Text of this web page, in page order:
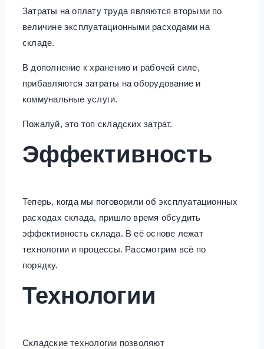
Затраты на оплату труда являются вторыми по
величине эксплуатационными расходами на
складе.
В дополнение к хранению и рабочей силе,
прибавляются затраты на оборудование и
коммунальные услуги.
Пожалуй, это топ складских затрат.
Эффективность
Теперь, когда мы поговорили об эксплуатационных
расходах склада, пришло время обсудить
эффективность склада. В её основе лежат
технологии и процессы. Рассмотрим всё по
порядку.
Технологии
Складские технологии позволяют